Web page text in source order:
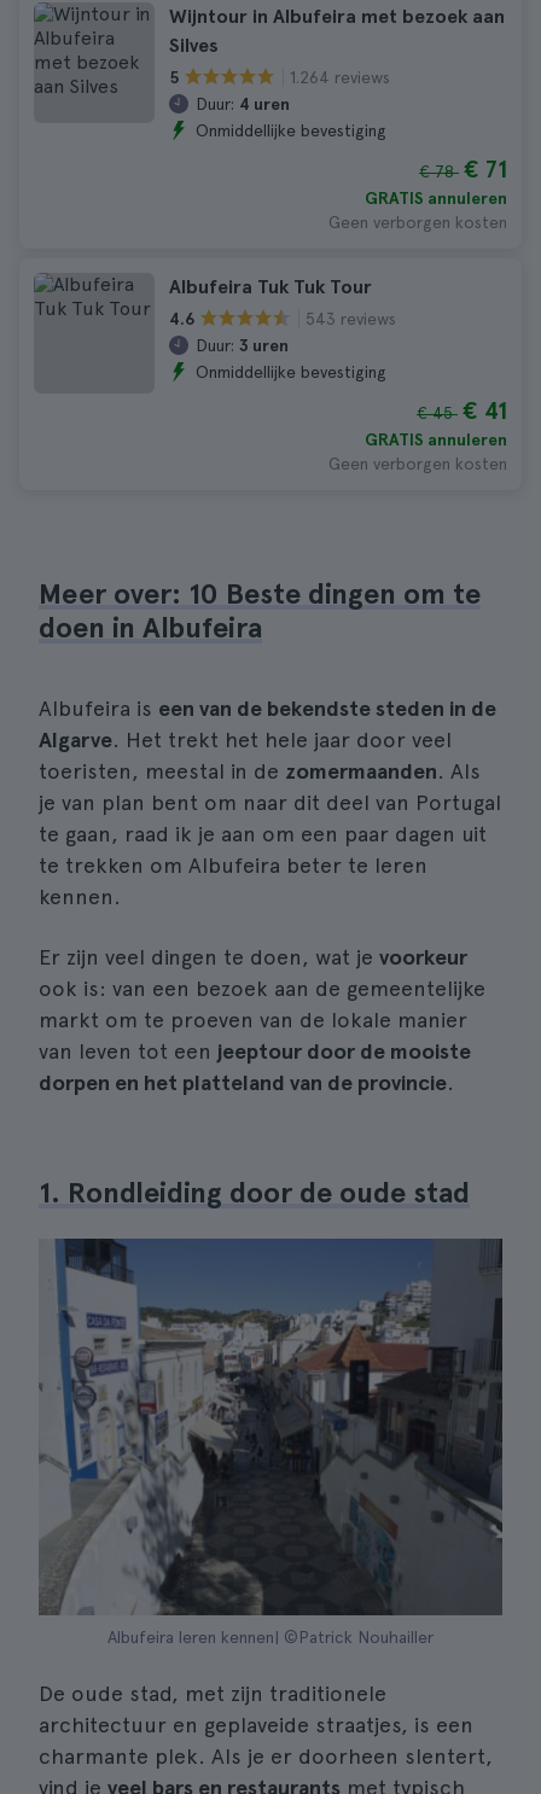
Wijntour in Albufeira met bezoek aan
Silves
5
1.264 reviews
Duur: 4 uren
Onmiddellijke bevestiging
€ 78 € 71
GRATIS annuleren
Geen verborgen kosten
Albufeira Tuk Tuk Tour
4.6
543 reviews
Duur: 3 uren
Onmiddellijke bevestiging
€ 45 € 41
GRATIS annuleren
Geen verborgen kosten
Meer over: 10 Beste dingen om te
doen in Albufeira
Albufeira is een van de bekendste steden in de
Algarve. Het trekt het hele jaar door veel
toeristen, meestal in de zomermaanden. Als
je van plan bent om naar dit deel van Portugal
te gaan, raad ik je aan om een paar dagen uit
te trekken om Albufeira beter te leren
kennen.
Er zijn veel dingen te doen, wat je voorkeur
ook is: van een bezoek aan de gemeentelijke
markt om te proeven van de lokale manier
van leven tot een jeeptour door de mooiste
dorpen en het platteland van de provincie.
1. Rondleiding door de oude stad
Albufeira leren kennen| ©Patrick Nouhailler
De oude stad, met zijn traditionele
architectuur en geplaveide straatjes, is een
charmante plek. Als je er doorheen slentert,
vind je veel bars en restaurants met typisch